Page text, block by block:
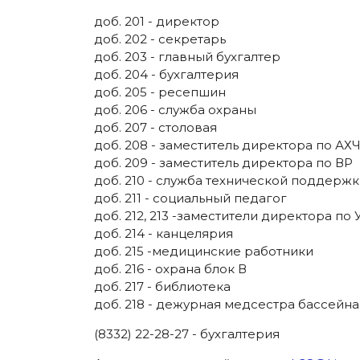
доб. 201 - директор
доб. 202 - секретарь
доб. 203 - главный бухгалтер
доб. 204 - бухгалтерия
доб. 205 - ресепшин
доб. 206 - служба охраны
доб. 207 - столовая
доб. 208 - заместитель директора по АХЧ
доб. 209 - заместитель директора по ВР
доб. 210 - служба технической
доб. 211 - социальный педагог
доб. 212, 213 -заместители директора по
доб. 214 - канцелярия
доб. 215 -медицинские работники
доб. 216 - охрана блок В
доб. 217 - библиотека
доб. 218 - дежурная медсестра бассейна
(8332) 22-28-27 - бухгалтерия